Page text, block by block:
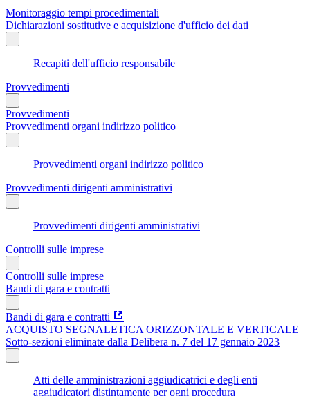
Monitoraggio tempi procedimentali
Dichiarazioni sostitutive e acquisizione d'ufficio dei dati
Recapiti dell'ufficio responsabile
Provvedimenti
Provvedimenti
Provvedimenti organi indirizzo politico
Provvedimenti organi indirizzo politico
Provvedimenti dirigenti amministrativi
Provvedimenti dirigenti amministrativi
Controlli sulle imprese
Controlli sulle imprese
Bandi di gara e contratti
Bandi di gara e contratti
ACQUISTO SEGNALETICA ORIZZONTALE E VERTICALE
Sotto-sezioni eliminate dalla Delibera n. 7 del 17 gennaio 2023
Atti delle amministrazioni aggiudicatrici e degli enti
aggiudicatori distintamente per ogni procedura